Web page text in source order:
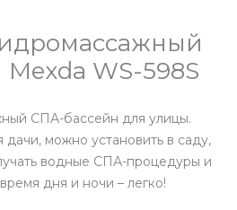
WS-598S
СПА-бассейн для улицы.
можно установить в саду,
водные СПА-процедуры и
дня и ночи – легко!